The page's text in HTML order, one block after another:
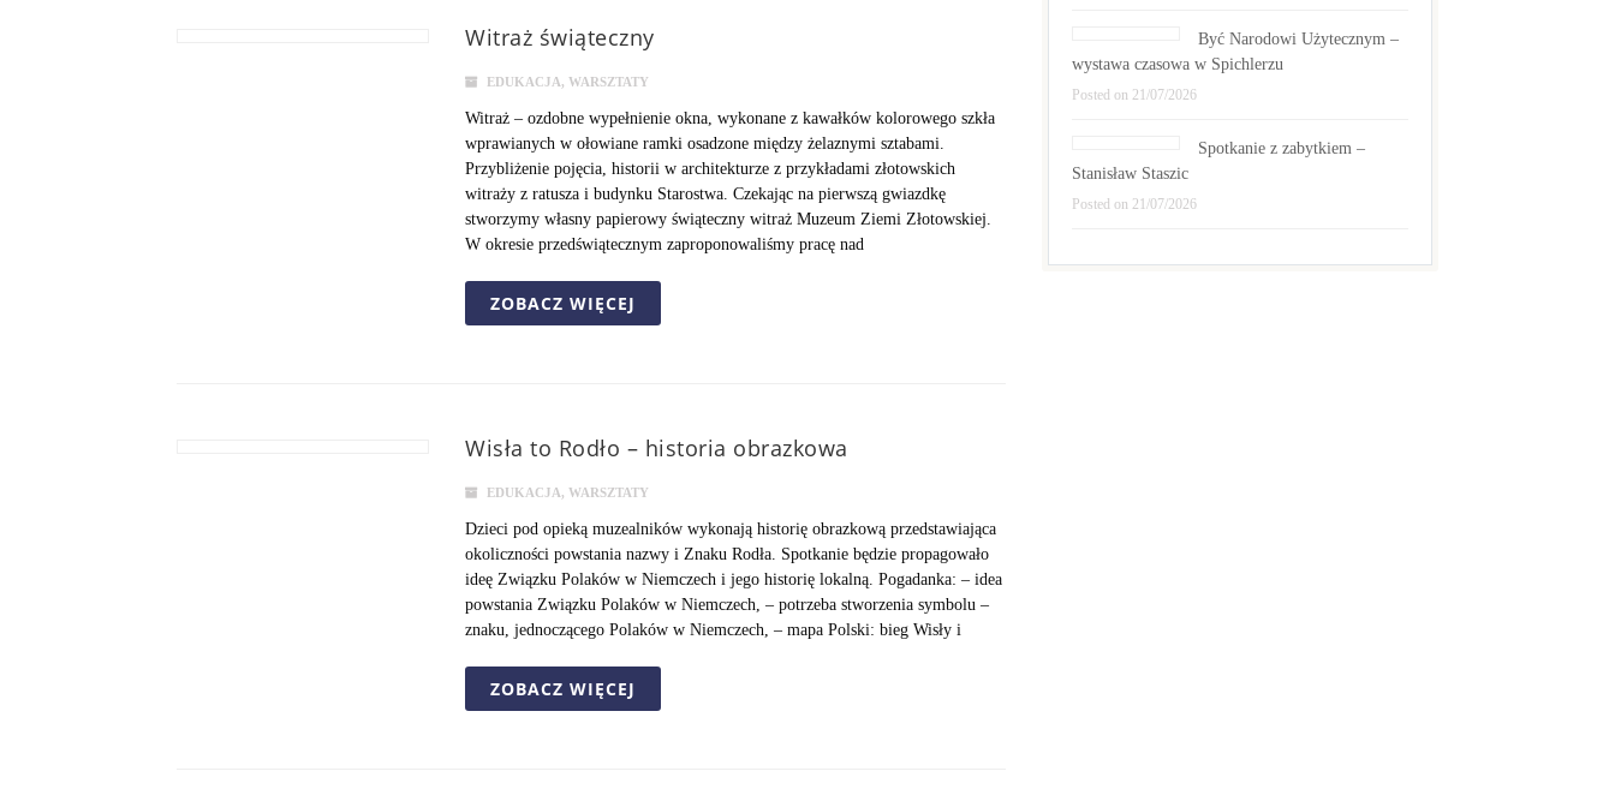
Witraż świąteczny
EDUKACJA, WARSZTATY
Witraż – ozdobne wypełnienie okna, wykonane z kawałków kolorowego szkła
wprawianych w ołowiane ramki osadzone między żelaznymi sztabami.
Przybliżenie pojęcia, historii w architekturze z przykładami złotowskich
witraży z ratusza i budynku Starostwa. Czekając na pierwszą gwiazdkę
stworzymy własny papierowy świąteczny witraż Muzeum Ziemi Złotowskiej.
W okresie przedświątecznym zaproponowaliśmy pracę nad
ZOBACZ WIĘCEJ
Wisła to Rodło – historia obrazkowa
EDUKACJA, WARSZTATY
Dzieci pod opieką muzealników wykonają historię obrazkową przedstawiająca
okoliczności powstania nazwy i Znaku Rodła. Spotkanie będzie propagowało
ideę Związku Polaków w Niemczech i jego historię lokalną. Pogadanka: – idea
powstania Związku Polaków w Niemczech, – potrzeba stworzenia symbolu –
znaku, jednoczącego Polaków w Niemczech, – mapa Polski: bieg Wisły i
ZOBACZ WIĘCEJ
Być Narodowi Użytecznym –
wystawa czasowa w Spichlerzu
Posted on 21/07/2026
Spotkanie z zabytkiem –
Stanisław Staszic
Posted on 21/07/2026